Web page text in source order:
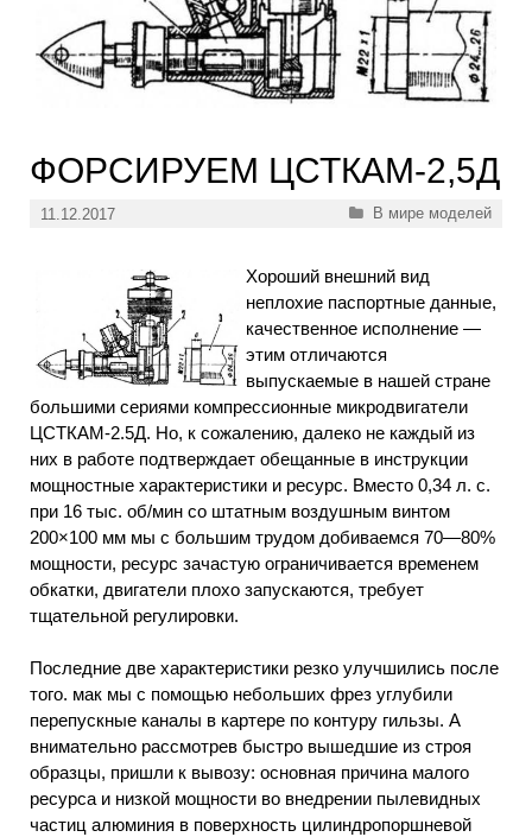
ФОРСИРУЕМ ЦСТКАМ-2,5Д
11.12.2017 Рубрики
В мире моделей
Хороший внешний вид
неплохие паспортные данные,
качественное исполнение —
этим отличаются
выпускаемые в нашей стране
большими сериями компрессионные микродвигатели
ЦСТКАМ-2.5Д. Но, к сожалению, далеко не каждый из
них в работе подтверждает обещанные в инструкции
мощностные характеристики и ресурс. Вместо 0,34 л. с.
при 16 тыс. об/мин со штатным воздушным винтом
200×100 мм мы с большим трудом добиваемся 70—80%
мощности, ресурс зачастую ограничивается временем
обкатки, двигатели плохо запускаются, требует
тщательной регулировки.
Последние две характеристики резко улучшились после
того. мак мы с помощью небольших фрез углубили
перепускные каналы в картере по контуру гильзы. А
внимательно рассмотрев быстро вышедшие из строя
образцы, пришли к вывозу: основная причина малого
ресурса и низкой мощности во внедрении пылевидных
частиц алюминия в поверхность цилиндропоршневой